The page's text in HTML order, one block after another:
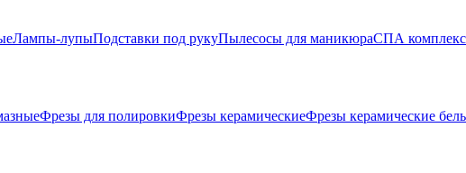
Лампы-лупыПодставки под рукуПылесосы для маникюраСПА
Фрезы для полировкиФрезы керамическиеФрезы керамические